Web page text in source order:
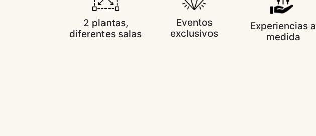
2 plantas,
diferentes salas
Eventos
exclusivos
Experiencias a
medida